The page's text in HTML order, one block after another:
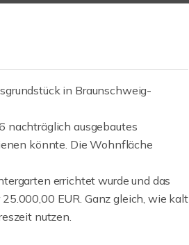
in Braunschweig-
nachträglich ausgebautes
könnte. Die Wohnfläche
errichtet wurde und das
EUR. Ganz gleich, wie kalt
nutzen.